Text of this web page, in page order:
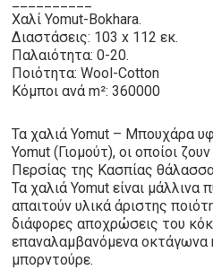
Χαλί Yomut-Bokhara.
Διαστάσεις: 103 x 112 εκ.
Παλαιότητα: 0-20.
Ποιότητα: Wool-Cotton
Κόμποι ανά m²: 360000
Τα χαλιά Yomut – Μπουχάρα
Yomut (Γιομούτ), οι οποίοι
Περσίας της Κασπίας
Τα χαλιά Yomut είναι
απαιτούν υλικά άριστης
διάφορες αποχρώσεις του
επαναλαμβανόμενα οκτάγωνα
μπορντούρε.